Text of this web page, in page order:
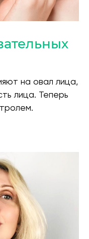
на овал лица,
лица. Теперь